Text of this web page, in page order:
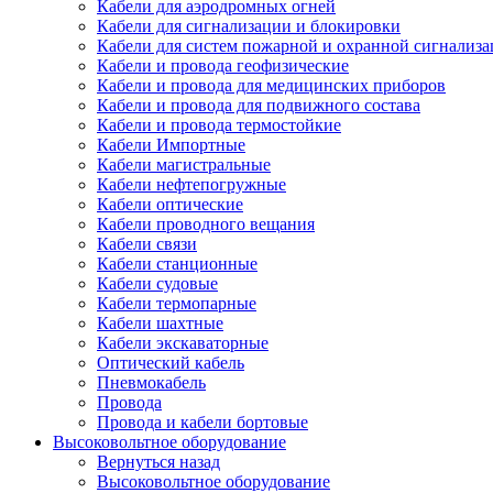
Кабели для аэродромных огней
Кабели для сигнализации и блокировки
Кабели для систем пожарной и охранной
Кабели и провода геофизические
Кабели и провода для медицинских приборов
Кабели и провода для подвижного состава
Кабели и провода термостойкие
Кабели Импортные
Кабели магистральные
Кабели нефтепогружные
Кабели оптические
Кабели проводного вещания
Кабели связи
Кабели станционные
Кабели судовые
Кабели термопарные
Кабели шахтные
Кабели экскаваторные
Оптический кабель
Пневмокабель
Провода
Провода и кабели бортовые
Высоковольтное оборудование
Вернуться назад
Высоковольтное оборудование